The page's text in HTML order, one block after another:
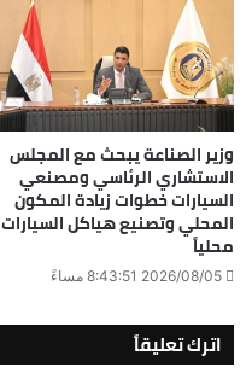
وزير الصناعة يبحث مع المجلس
الاستشاري الرئاسي ومصنعي
السيارات خطوات زيادة المكون
المحلي وتصنيع هياكل السيارات
محلياً
2026/08/05 8:43:51 مساءً
اترك تعليقاً